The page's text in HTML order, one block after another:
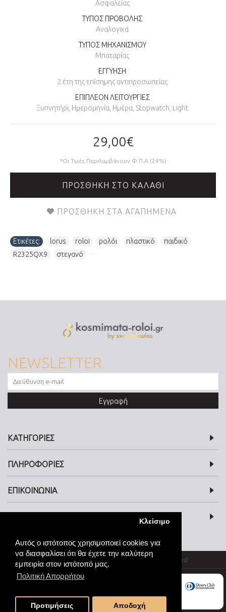
Αυτός ο ιστότοπος χρησιμοποιεί cookies για
να διασφαλίσει ότι θα έχετε την καλύτερη
εμπειρία στον ιστότοπό μας.
Πολιτική Απορρήτου
Κλείσιμο
Προτιμήσεις Αποδοχή
Ασφαλείας
ΤΥΠΟΣ ΠΡΟΒΟΛΗΣ
Αναλογικά
ΤΥΠΟΣ ΜΗΧΑΝΙΣΜΟΥ
Μπαταρίας
ΕΓΓΥΗΣΗ
2 έτη της επίσημης αντιπροσωπείας
ΕΠΙΠΛΕΟΝ ΛΕΙΤΟΥΡΓΙΕΣ
Ξυπνητήρι, Ημερομηνία, Ημέρα, Stopwatch, Light
29,00€
*Οι Τιμές Περιλαμβάνουν Φ.Π.Α.(24%)
ΠΡΟΣΘΉΚΗ ΣΤΟ ΚΑΛΆΘΙ
ΠΡΟΣΘΉΚΗ ΣΤΑ ΑΓΑΠΗΜΈΝΑ
Ετικέτες: lorus roloi ρολόι πλαστικό παιδικό
R2325QX9
στεγανό
NEWSLETTER
Εγγραφή
ΚΑΤΗΓΟΡΙΕΣ
ΠΛΗΡΟΦΟΡΙΕΣ
ΕΠΙΚΟΙΝΩΝΙΑ
© kosmimata-roloi.gr Jewellery. All rights reserved